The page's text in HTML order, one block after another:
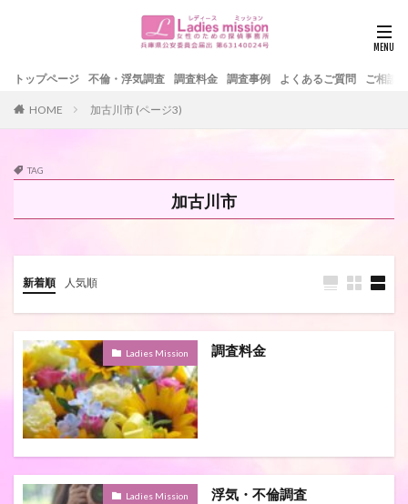
トップページ 不倫・浮気調査 調査料金 調査事例 よくあるご質問 ご相談
HOME 加古川市 (ページ3)
TAG
加古川市
新着順 人気順
Ladies Mission 調査料金
Ladies Mission 浮気・不倫調査